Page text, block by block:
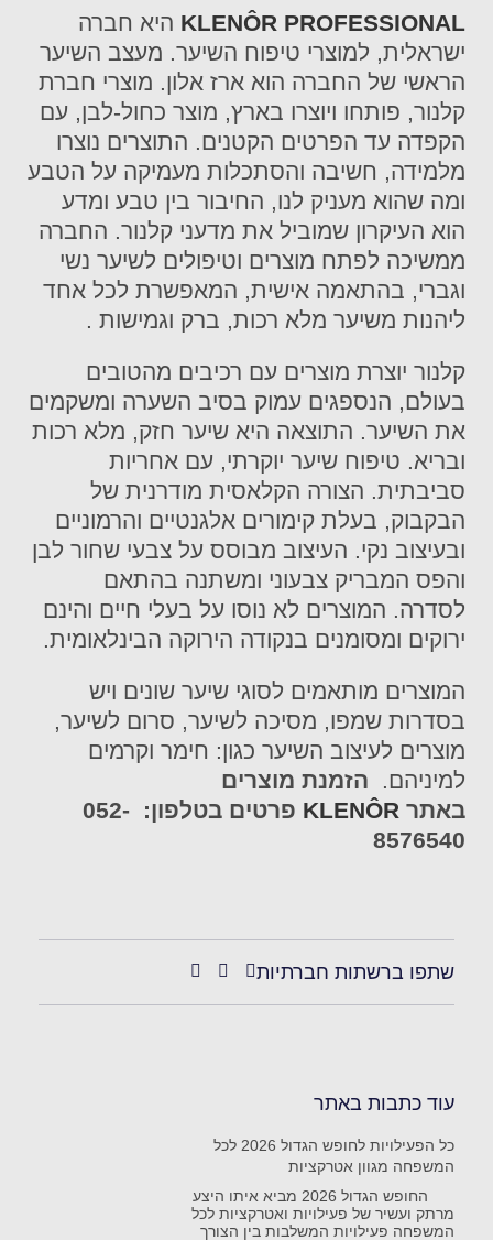
KLENÔR PROFESSIONAL היא חברה
ישראלית, למוצרי טיפוח השיער. מעצב השיער
הראשי של החברה הוא ארז אלון. מוצרי חברת
קלנור, פותחו ויוצרו בארץ, מוצר כחול-לבן, עם
הקפדה עד הפרטים הקטנים. התוצרים נוצרו
מלמידה, חשיבה והסתכלות מעמיקה על הטבע
ומה שהוא מעניק לנו, החיבור בין טבע ומדע
הוא העיקרון שמוביל את מדעני קלנור. החברה
ממשיכה לפתח מוצרים וטיפולים לשיער נשי
וגברי, בהתאמה אישית, המאפשרת לכל אחד
ליהנות משיער מלא רכות, ברק וגמישות .
קלנור יוצרת מוצרים עם רכיבים מהטובים
בעולם, הנספגים עמוק בסיב השערה ומשקמים
את השיער. התוצאה היא שיער חזק, מלא רכות
ובריא. טיפוח שיער יוקרתי, עם אחריות
סביבתית. הצורה הקלאסית מודרנית של
הבקבוק, בעלת קימורים אלגנטיים והרמוניים
ובעיצוב נקי. העיצוב מבוסס על צבעי שחור לבן
והפס המבריק צבעוני ומשתנה בהתאם
לסדרה. המוצרים לא נוסו על בעלי חיים והינם
ירוקים ומסומנים בנקודה הירוקה הבינלאומית.
המוצרים מותאמים לסוגי שיער שונים ויש
בסדרות שמפו, מסיכה לשיער, סרום לשיער,
מוצרים לעיצוב השיער כגון: חימר וקרמים
למיניהם. הזמנת מוצרים
באתר KLENÔR פרטים בטלפון:
052-
8576540
שתפו ברשתות חברתיות
עוד כתבות באתר
כל הפעילויות לחופש הגדול 2026 לכל
המשפחה מגוון אטרקציות
החופש הגדול 2026 מביא איתו היצע
מרתק ועשיר של פעילויות ואטרקציות לכל
המשפחה פעילויות המשלבות בין הצורך